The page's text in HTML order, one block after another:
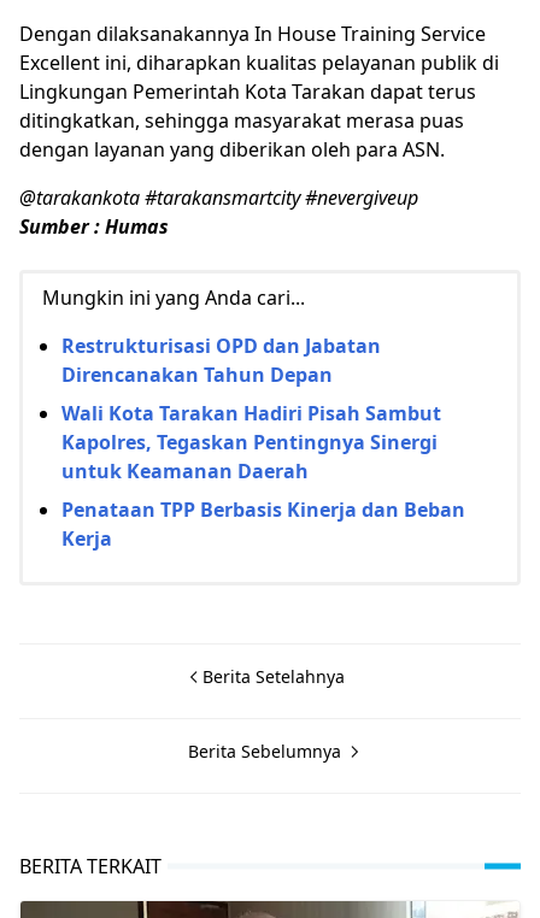
Dengan dilaksanakannya In House Training Service
Excellent ini, diharapkan kualitas pelayanan publik di
Lingkungan Pemerintah Kota Tarakan dapat terus
ditingkatkan, sehingga masyarakat merasa puas
dengan layanan yang diberikan oleh para ASN.
@tarakankota #tarakansmartcity #nevergiveup
Sumber : Humas
Mungkin ini yang Anda cari...
Restrukturisasi OPD dan Jabatan
Direncanakan Tahun Depan
Wali Kota Tarakan Hadiri Pisah Sambut
Kapolres, Tegaskan Pentingnya Sinergi
untuk Keamanan Daerah
Penataan TPP Berbasis Kinerja dan Beban
Kerja
Berita Setelahnya
Berita Sebelumnya
BERITA TERKAIT